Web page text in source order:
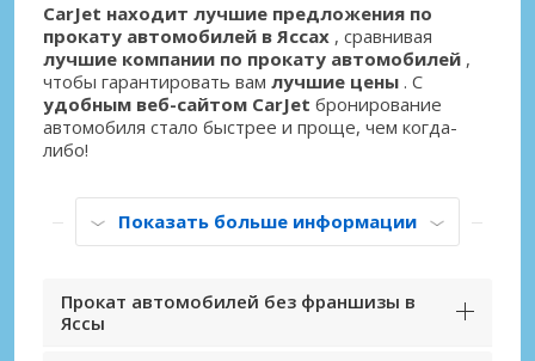
CarJet находит лучшие предложения по
прокату автомобилей в Яссах , сравнивая
лучшие компании по прокату автомобилей ,
чтобы гарантировать вам лучшие цены . С
удобным веб-сайтом CarJet бронирование
автомобиля стало быстрее и проще, чем когда-
либо!
Показать больше информации
Прокат автомобилей без франшизы в
Яссы